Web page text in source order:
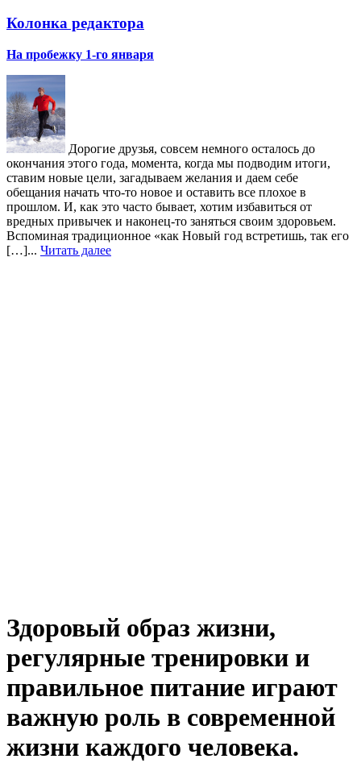
Колонка редактора
На пробежку 1-го января
Дорогие друзья, совсем немного осталось до
окончания этого года, момента, когда мы подводим итоги,
ставим новые цели, загадываем желания и даем себе
обещания начать что-то новое и оставить все плохое в
прошлом. И, как это часто бывает, хотим избавиться от
вредных привычек и наконец-то заняться своим здоровьем.
Вспоминая традиционное «как Новый год встретишь, так его
[…]... Читать далее
Здоровый образ жизни,
регулярные тренировки и
правильное питание играют
важную роль в современной
жизни каждого человека.